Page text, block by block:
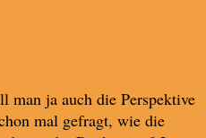
man ja auch die Perspektive
mal gefragt, wie die